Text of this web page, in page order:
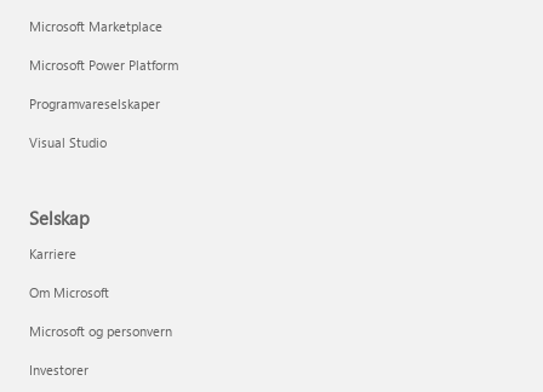
Microsoft Marketplace
Microsoft Power Platform
Programvareselskaper
Visual Studio
Selskap
Karriere
Om Microsoft
Microsoft og personvern
Investorer